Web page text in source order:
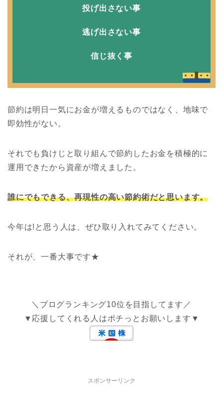
投げ出さない事
逃げ出さない事
信じ抜く事
節約は明日一気にお金が増えるものではなく、地味で
即効性がない。
それでも負けじと取り組んで節約したお金を積極的に
運用できたから資産が増えました。
誰にでもできる、再現性の高い節約術だと思います。
今年は!と思う人は、ぜひ取り入れてみてください。
それが、一番大事です★
＼ブログランキング10位を目指してます／
▼応援してくれる人はポチっとお願いします▼
スポンサーリンク